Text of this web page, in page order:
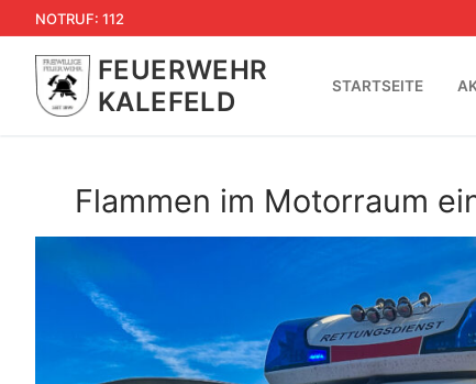
Inhalt
springen
NOTRUF: 112
FEUERWEHR
KALEFELD
STARTSEITE
Flammen im Motorraum